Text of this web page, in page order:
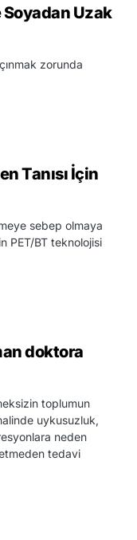
Uzak
zorunda
Tanısı İçin
sebep olmaya
PET/BT teknolojisi
doktora
toplumun
uykusuzluk,
neden
tedavi